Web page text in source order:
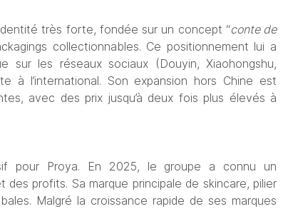
très forte, fondée sur un concept “conte de
collectionnables. Ce positionnement lui a
sur les réseaux sociaux (Douyin, Xiaohongshu,
à l’international. Son expansion hors Chine est
avec des prix jusqu’à deux fois plus élevés à
pour Proya. En 2025, le groupe a connu un
profits. Sa marque principale de skincare, pilier
Malgré la croissance rapide de ses marques